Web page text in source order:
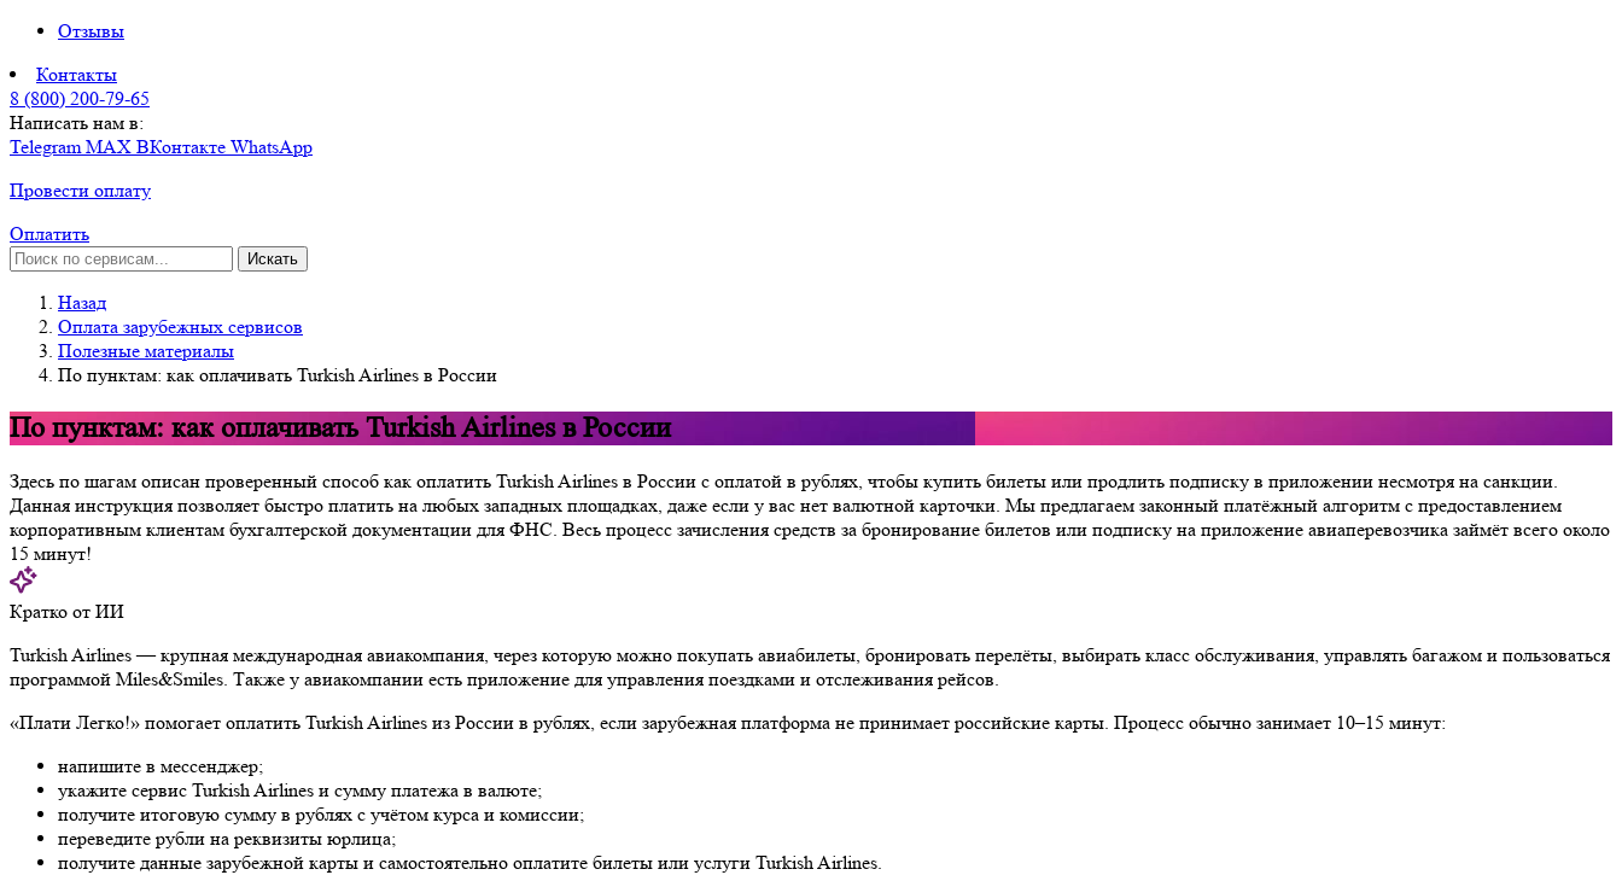
Отзывы
Контакты
8 (800) 200-79-65
Написать нам в:
TelegramMAX ВКонтакте WhatsApp
Провести оплату
Оплатить
Искать
Назад
Оплата зарубежных сервисов
Полезные материалы
По пунктам: как оплачивать Turkish Airlines в России
По пунктам: как оплачивать Turkish Airlines в России
Здесь по шагам описан проверенный способ как оплатить Turkish Airlines в России с оплатой в рублях, чтобы купить билеты или продлить подписку в приложении несмотря на санкции.
Данная инструкция позволяет быстро платить на любых западных площадках, даже если у вас нет валютной карточки. Мы предлагаем законный платёжный алгоритм с предоставлением
корпоративным клиентам бухгалтерской документации для ФНС. Весь процесс зачисления средств за бронирование билетов или подписку на приложение авиаперевозчика займёт всего около
15 минут!
Кратко от ИИ
Turkish Airlines — крупная международная авиакомпания, через которую можно покупать авиабилеты, бронировать перелёты, выбирать класс обслуживания, управлять багажом и пользоваться
программой Miles&Smiles. Также у авиакомпании есть приложение для управления поездками и отслеживания рейсов.
«Плати Легко!» помогает оплатить Turkish Airlines из России в рублях, если зарубежная платформа не принимает российские карты. Процесс обычно занимает 10–15 минут:
напишите в мессенджер;
укажите сервис Turkish Airlines и сумму платежа в валюте;
получите итоговую сумму в рублях с учётом курса и комиссии;
переведите рубли на реквизиты юрлица;
получите данные зарубежной карты и самостоятельно оплатите билеты или услуги Turkish Airlines.